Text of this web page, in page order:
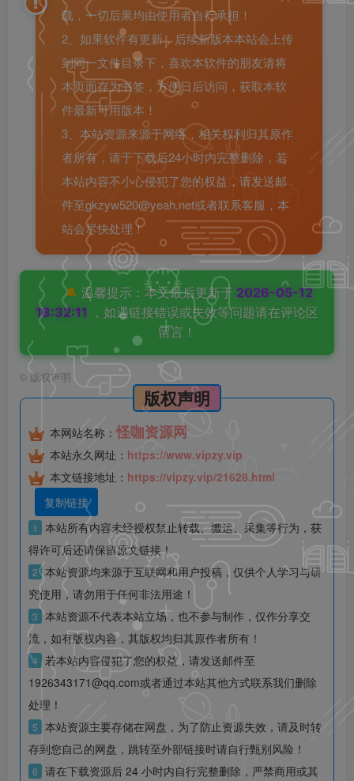
载，一切后果均由使用者自行承担！
2、如果软件有更新，后续新版本本站会上传
到同一文件目录下，喜欢本软件的朋友请将
本页面存为书签，方便日后访问，获取本软
件最新可用版本！
3、本站资源来源于网络，相关权利归其原作
者所有，请于下载后24小时内完整删除，若
本站内容不小心侵犯了您的权益，请发送邮
件至gkzyw520@yeah.net或者联系客服，本
站会尽快处理！
🔔 温馨提示：本文最后更新于 2026-05-12
18:32:11
，如遇链接错误或失效等问题请在评论区
留言！
© 版权声明
版权声明
本网站名称：怪咖资源网
本站永久网址： https://www.vipzy.vip
本文链接地址： https://vipzy.vip/21628.html
复制链接
1
本站所有内容未经授权禁止转载、搬运、采集等行为，获
得许可后还请保留原文链接！
2 本站资源均来源于互联网和用户投稿，仅供个人学习与研
究使用，请勿用于任何非法用途！
3 本站资源不代表本站立场，也不参与制作，仅作分享交
流，如有版权内容，其版权均归其原作者所有！
4
若本站内容侵犯了您的权益，请发送邮件至
1926343171@qq.com或者通过本站其他方式联系我们删除
处理！
5 本站资源主要存储在网盘，为了防止资源失效，请及时转
存到您自己的网盘，跳转至外部链接时请自行甄别风险！
6 请在下载资源后 24 小时内自行完整删除，严禁商用或其